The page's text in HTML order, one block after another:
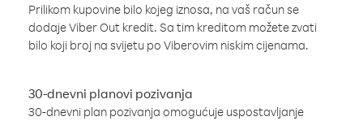
Prilikom kupovine bilo kojeg iznosa, na vaš račun se
dodaje Viber Out kredit. Sa tim kreditom možete zvati
bilo koji broj na svijetu po Viberovim niskim cijenama.
30-dnevni planovi pozivanja
30-dnevni plan pozivanja omogućuje uspostavljanje